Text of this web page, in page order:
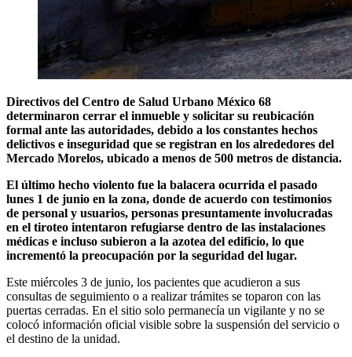
Directivos del Centro de Salud Urbano México 68
determinaron cerrar el inmueble y solicitar su reubicación
formal ante las autoridades, debido a los constantes hechos
delictivos e inseguridad que se registran en los alrededores del
Mercado Morelos, ubicado a menos de 500 metros de distancia.
El último hecho violento fue la balacera ocurrida el pasado
lunes 1 de junio en la zona, donde de acuerdo con testimonios
de personal y usuarios, personas presuntamente involucradas
en el tiroteo intentaron refugiarse dentro de las instalaciones
médicas e incluso subieron a la azotea del edificio, lo que
incrementó la preocupación por la seguridad del lugar.
Este miércoles 3 de junio, los pacientes que acudieron a sus
consultas de seguimiento o a realizar trámites se toparon con las
puertas cerradas. En el sitio solo permanecía un vigilante y no se
colocó información oficial visible sobre la suspensión del servicio o
el destino de la unidad.